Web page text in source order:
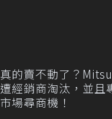
真的賣不動了？
遭經銷商淘汰，並且
市場尋商機！